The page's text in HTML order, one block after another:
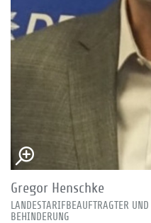
Gregor Henschke
LANDESTARIFBEAUFTRAGTER
BEHINDERUNG